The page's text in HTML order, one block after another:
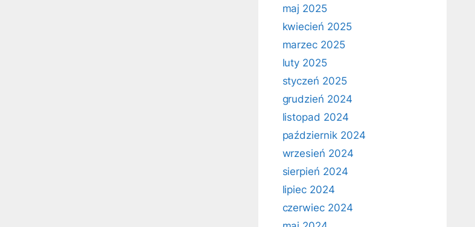
maj 2025
kwiecień 2025
marzec 2025
luty 2025
styczeń 2025
grudzień 2024
listopad 2024
październik 2024
wrzesień 2024
sierpień 2024
lipiec 2024
czerwiec 2024